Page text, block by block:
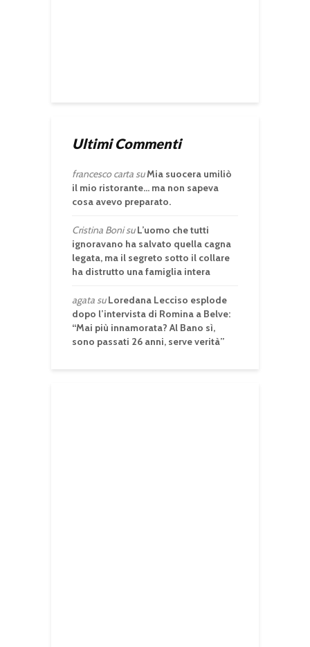
Ultimi Commenti
francesco cartasuMia suocera umiliò
il mio ristorante… ma non sapeva
cosa avevo preparato.
Cristina BonisuL’uomo che tutti
ignoravano ha salvato quella cagna
legata, ma il segreto sotto il collare
ha distrutto una famiglia intera
agatasuLoredana Lecciso esplode
dopo l’intervista di Romina a Belve:
“Mai più innamorata? Al Bano sì,
sono passati 26 anni, serve verità”